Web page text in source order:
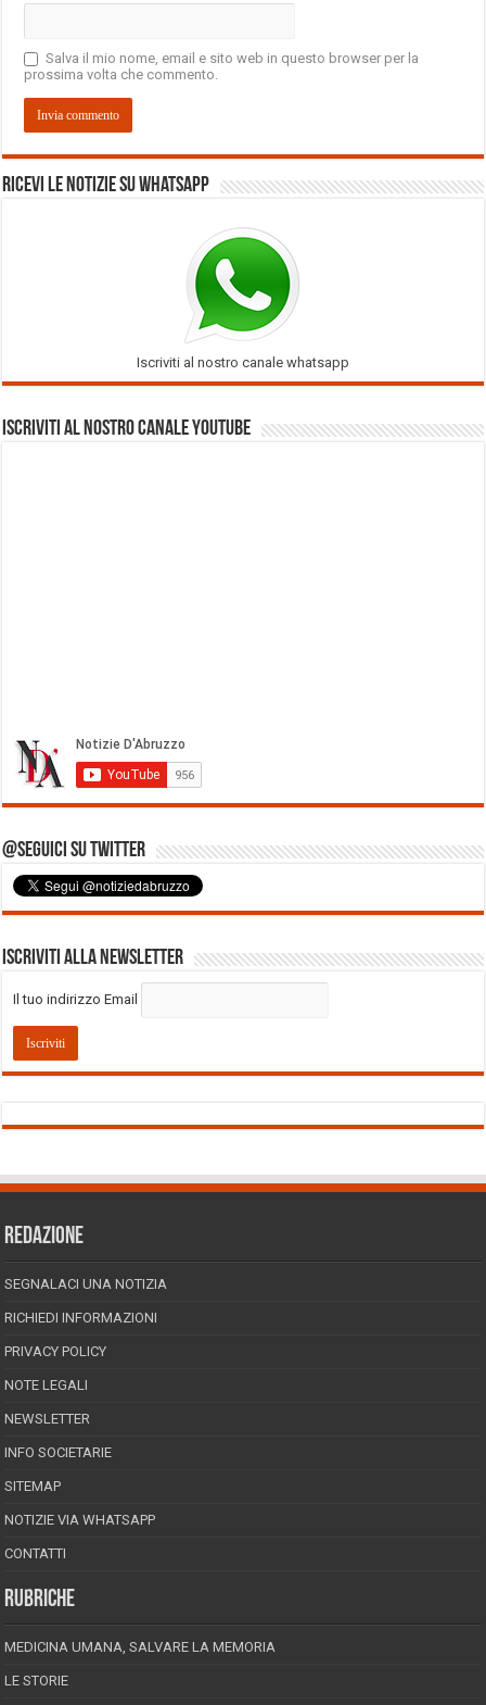
Salva il mio nome, email e sito web in questo browser per la
prossima volta che commento.
Ricevi le notizie su Whatsapp
Iscriviti al nostro canale whatsapp
Iscriviti al nostro Canale Youtube
@Seguici su Twitter
Iscriviti alla Newsletter
Il tuo indirizzo Email
REDAZIONE
SEGNALACI UNA NOTIZIA
RICHIEDI INFORMAZIONI
PRIVACY POLICY
NOTE LEGALI
NEWSLETTER
INFO SOCIETARIE
SITEMAP
NOTIZIE VIA WHATSAPP
CONTATTI
RUBRICHE
MEDICINA UMANA, SALVARE LA MEMORIA
LE STORIE